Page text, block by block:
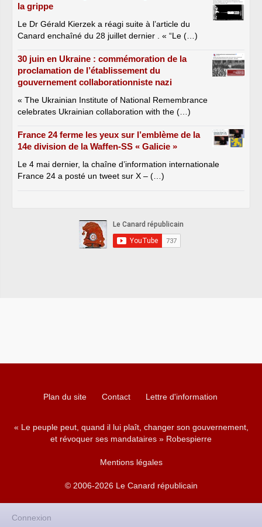
la grippe
Le Dr Gérald Kierzek a réagi suite à l’article du
Canard enchaîné du 28 juillet dernier . « “Le (…)
30 juin en Ukraine : commémoration de la
proclamation de l’établissement du
gouvernement collaborationniste nazi
« The Ukrainian Institute of National Remembrance
celebrates Ukrainian collaboration with the (…)
France 24 ferme les yeux sur l’emblème de la
14e division de la Waffen-SS « Galicie »
Le 4 mai dernier, la chaîne d’information internationale
France 24 a posté un tweet sur X – (…)
Plan du site Contact Lettre d'information
« Le peuple peut, quand il lui plaît, changer son gouvernement,
et révoquer ses mandataires » Robespierre
Mentions légales
© 2006-2026 Le Canard républicain
Connexion